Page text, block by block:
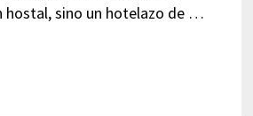
hostal, sino un hotelazo de …